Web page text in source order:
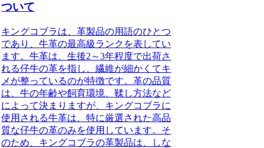
ついて
キングコブラは、革製品の用語のひとつ
であり、牛革の最高級ランクを表してい
ます。牛革は、生後2～3年程度で出荷さ
れる仔牛の革を指し、繊維が細かくてキ
メが整っているのが特徴です。革の品質
は、牛の年齢や飼育環境、鞣し方法など
によって決まりますが、キングコブラに
使用される牛革は、特に厳選された高品
質な仔牛の革のみを使用しています。そ
のため、キングコブラの革製品は、しな